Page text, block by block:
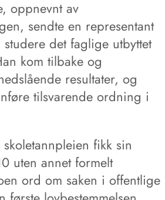
oppnevnt av
sendte en representant
det faglige utbyttet
kom tilbake og
resultater, og
tilsvarende ordning i
fikk sin
uten annet formelt
ord om saken i offentlige